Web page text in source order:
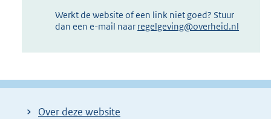
Werkt de website of een link niet goed? Stuur
dan een e-mail naar regelgeving@overheid.nl
Over deze website